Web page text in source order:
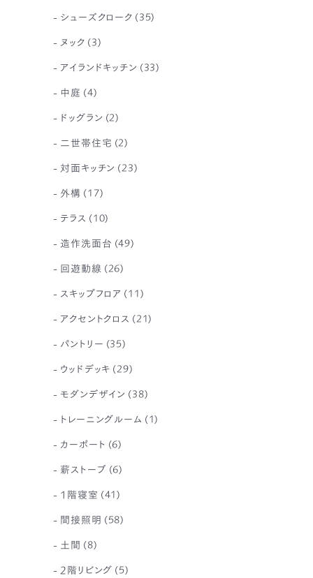
シューズクローク (35)
ヌック (3)
アイランドキッチン (33)
中庭 (4)
ドッグラン (2)
二世帯住宅 (2)
対面キッチン (23)
外構 (17)
テラス (10)
造作洗面台 (49)
回遊動線 (26)
スキップフロア (11)
アクセントクロス (21)
パントリー (35)
ウッドデッキ (29)
モダンデザイン (38)
トレーニングルーム (1)
カーポート (6)
薪ストーブ (6)
1階寝室 (41)
間接照明 (58)
土間 (8)
2階リビング (5)